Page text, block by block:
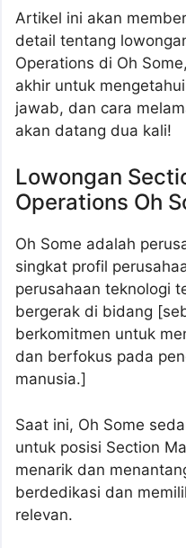
Artikel ini akan
detail tentang
Operations di Oh
akhir untuk
jawab, dan cara
akan datang dua kali!
Lowongan
Operations Oh
Oh Some adalah
singkat profil
perusahaan teknologi
bergerak di bidang
berkomitmen untuk
dan berfokus pada
manusia.]
Saat ini, Oh Some
untuk posisi Section
menarik dan
berdedikasi dan
relevan.